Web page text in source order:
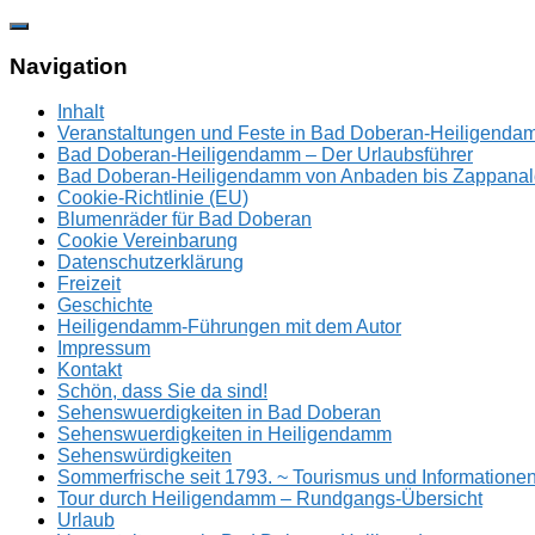
Zum
springen
Navigation
Inhalt
Veranstaltungen und Feste in Bad Doberan-
Bad Doberan-Heiligendamm – Der Urlaubsführer
Bad Doberan-Heiligendamm von Anbaden bis
Cookie-Richtlinie (EU)
Blumenräder für Bad Doberan
Cookie Vereinbarung
Datenschutzerklärung
Freizeit
Geschichte
Heiligendamm-Führungen mit dem Autor
Impressum
Kontakt
Schön, dass Sie da sind!
Sehenswuerdigkeiten in Bad Doberan
Sehenswuerdigkeiten in Heiligendamm
Sehenswürdigkeiten
Sommerfrische seit 1793. ~ Tourismus und
Tour durch Heiligendamm – Rundgangs-Übersicht
Urlaub